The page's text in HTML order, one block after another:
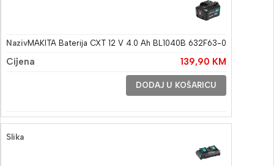
MAKITA Baterija CXT 12 V 4.0 Ah BL1040B 632F63-0
139,90 KM
DODAJ U KOŠARICU